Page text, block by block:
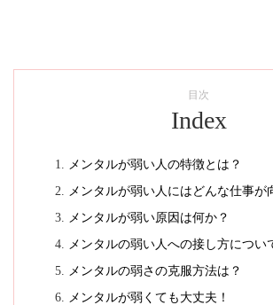
目次
Index
メンタルが弱い人の特徴とは？
メンタルが弱い人にはどんな仕事が
メンタルが弱い原因は何か？
メンタルの弱い人への接し方につい
メンタルの弱さの克服方法は？
メンタルが弱くても大丈夫！